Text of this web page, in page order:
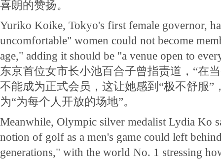
喜朗的赞扬。
Yuriko Koike, Tokyo's first female governor,
uncomfortable" women could not become
age," adding it should be "a venue open to
东京首位女市长小池百合子曾指责道，“在
不能成为正式会员，这让她感到“极不舒服”
为“为每个人开放的场地”。
Meanwhile, Olympic silver medalist Lydia Ko
notion of golf as a men's game could left
generations," with the world No. 1 stressing